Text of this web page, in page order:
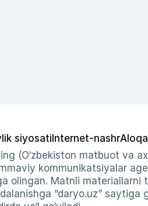
siyosati Internet-nashr
(O‘zbekiston matbuot va
kommunikatsiyalar
olingan. Matnli materiallarni
“daryo.uz” saytiga